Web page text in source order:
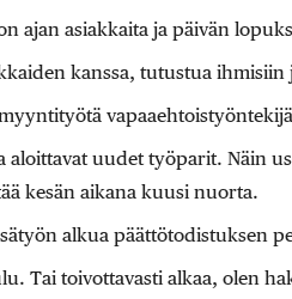
ajan asiakkaita ja päivän
kanssa, tutustua
aloittavat uudet työparit. Näin
kesän aikana kuusi nuorta.
alkua päättötodistuksen
Tai toivottavasti alkaa, olen